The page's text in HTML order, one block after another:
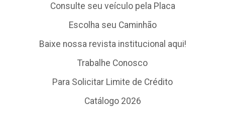
Consulte seu veículo pela Placa
Escolha seu Caminhão
Baixe nossa revista institucional aqui!
Trabalhe Conosco
Para Solicitar Limite de Crédito
Catálogo 2026